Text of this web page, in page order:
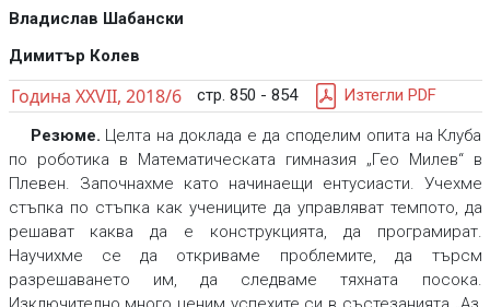
Владислав Шабански
Димитър Колев
Година XXVII, 2018/6 стр. 850 - 854 Изтегли PDF
Резюме. Целта на доклада е да споделим опита на Клуба
по роботика в Математическата гимназия „Гео Милев“ в
Плевен. Започнахме като начинаещи ентусиасти. Учехме
стъпка по стъпка как учениците да управляват темпото, да
решават каква да е конструкцията, да програмират.
Научихме се да откриваме проблемите, да търсм
разрешаването им, да следваме тяхната посока.